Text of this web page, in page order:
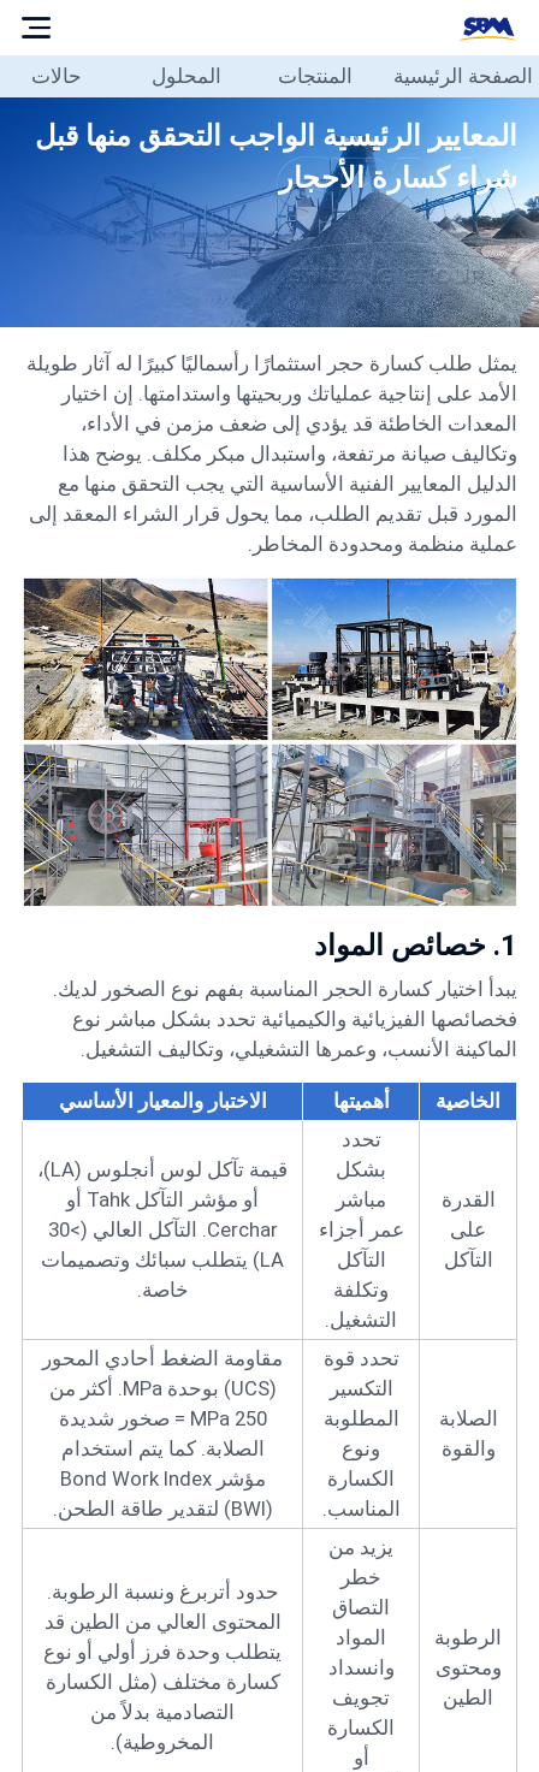
الصفحة
الرئيسية
المنتجات
المحلول
حالات
مدونة
حولنا
الاتصال
بنا
العربية
الصفحة الرئيسية المنتجات المحلول حالات
المعايير الرئيسية الواجب التحقق منها قبل
شراء كسارة الأحجار
يمثل طلب كسارة حجر استثمارًا رأسماليًا كبيرًا له آثار طويلة
الأمد على إنتاجية عملياتك وربحيتها واستدامتها. إن اختيار
المعدات الخاطئة قد يؤدي إلى ضعف مزمن في الأداء،
وتكاليف صيانة مرتفعة، واستبدال مبكر مكلف. يوضح هذا
الدليل المعايير الفنية الأساسية التي يجب التحقق منها مع
المورد قبل تقديم الطلب، مما يحول قرار الشراء المعقد إلى
عملية منظمة ومحدودة المخاطر.
1. خصائص المواد
يبدأ اختيار كسارة الحجر المناسبة بفهم نوع الصخور لديك.
فخصائصها الفيزيائية والكيميائية تحدد بشكل مباشر نوع
الماكينة الأنسب، وعمرها التشغيلي، وتكاليف التشغيل.
الخاصية أهميتها الاختبار والمعيار الأساسي
القدرة
على
التآكل
تحدد
بشكل
مباشر
عمر أجزاء
التآكل
وتكلفة
التشغيل.
قيمة تآكل لوس أنجلوس (LA)،
أو مؤشر التآكل Tahk أو
Cerchar. التآكل العالي (>30
LA) يتطلب سبائك وتصميمات
خاصة.
الصلابة
والقوة
تحدد قوة
التكسير
المطلوبة
ونوع
الكسارة
المناسب.
مقاومة الضغط أحادي المحور
(UCS) بوحدة MPa. أكثر من
250 MPa = صخور شديدة
الصلابة. كما يتم استخدام
مؤشر Bond Work Index
(BWI) لتقدير طاقة الطحن.
الرطوبة
ومحتوى
الطين
يزيد من
خطر
التصاق
المواد
وانسداد
تجويف
الكسارة
أو
حدود أتربرغ ونسبة الرطوبة.
المحتوى العالي من الطين قد
يتطلب وحدة فرز أولي أو نوع
كسارة مختلف (مثل الكسارة
التصادمية بدلاً من
المخروطية).